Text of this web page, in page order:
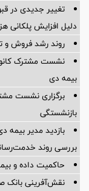
تغییر جدیدی در
دلیل افزایش پلکانی
روند رشد فروش و
نشست مشترک
بیمه دی
برگزاری نشست
بازنشستگی
بازدید مدیر بیمه
بررسی روند
حاکمیت داده و
نقش‌آفرینی بانک